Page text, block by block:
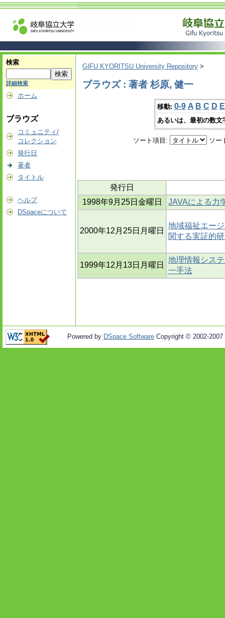
検索
詳細検索
ホーム
ブラウズ
コミュニティ/
コレクション
発行日
著者
タイトル
ヘルプ
DSpaceについて
GIFU KYORITSU University Repository >
ブラウズ : 著者 杉原, 健一
移動: 0-9 A B C D E
あるいは、最初の数
ソート項目: ソー
発行日
1998年9月25日金曜日
JAVAによる力
2000年12月25日月曜日
地域福祉エー
関する実証的
1999年12月13日月曜日
地理情報シス
一手法
Powered by DSpace Software Copyright © 2002-2007